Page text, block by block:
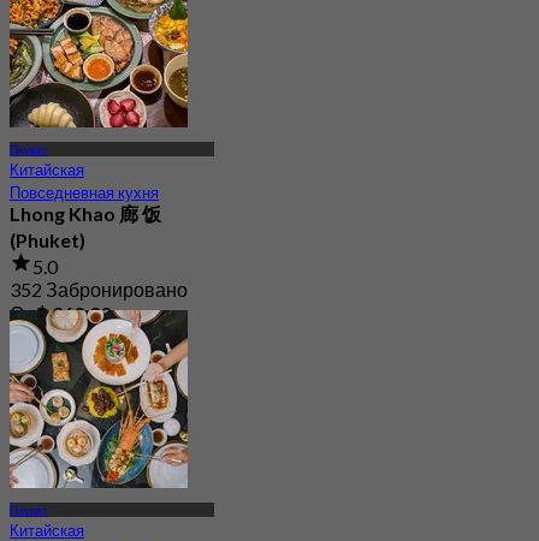
Пхукет
Китайская
Повседневная кухня
Lhong Khao 廊 饭
(Phuket)
5.0
352 Забронировано
От฿ 363.33
Пхукет
Китайская